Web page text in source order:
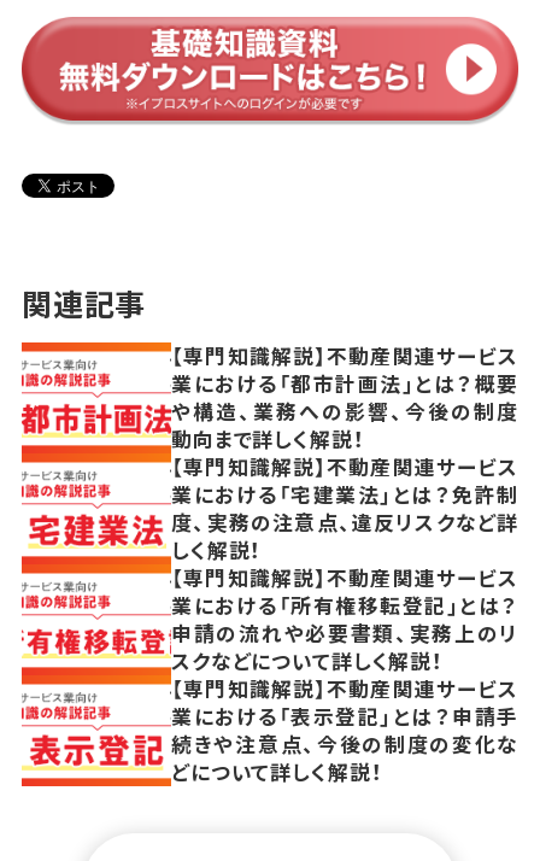
関連記事
【専門知識解説】不動産関連サービス
業における「都市計画法」とは？概要
や構造、業務への影響、今後の制度
動向まで詳しく解説！
【専門知識解説】不動産関連サービス
業における「宅建業法」とは？免許制
度、実務の注意点、違反リスクなど詳
しく解説！
【専門知識解説】不動産関連サービス
業における「所有権移転登記」とは？
申請の流れや必要書類、実務上のリ
スクなどについて詳しく解説！
【専門知識解説】不動産関連サービス
業における「表示登記」とは？申請手
続きや注意点、今後の制度の変化な
どについて詳しく解説！